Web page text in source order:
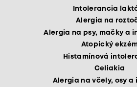
Intolerancia
Alergia na
Alergia na psy, mačky a
Atopický
Histamínová
Celiakia
Alergia na včely, osy a